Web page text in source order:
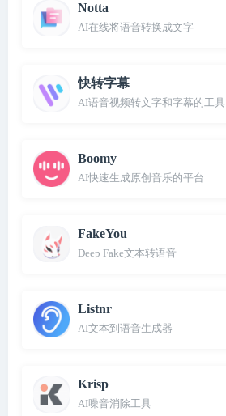
Notta
AI在线将语音转换成文字
快转字幕
AI语音视频转文字和字幕的工具
Boomy
AI快速生成原创音乐的平台
FakeYou
Deep Fake文本转语音
Listnr
AI文本到语音生成器
Krisp
AI噪音消除工具